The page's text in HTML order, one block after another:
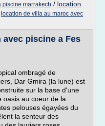
piscine marrakech / location
location de villa au maroc avec
piscine a Fes
ombragé de
Dar Gmira (la lune) est
sur la base d'une
oasis au coeur de la
pelouses égayées du
la senteur des